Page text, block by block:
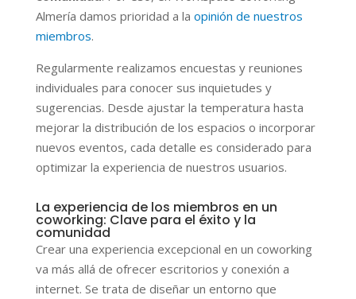
Almería damos prioridad a la opinión de nuestros
miembros.
Regularmente realizamos encuestas y reuniones
individuales para conocer sus inquietudes y
sugerencias. Desde ajustar la temperatura hasta
mejorar la distribución de los espacios o incorporar
nuevos eventos, cada detalle es considerado para
optimizar la experiencia de nuestros usuarios.
La experiencia de los miembros en un
coworking: Clave para el éxito y la
comunidad
Crear una experiencia excepcional en un coworking
va más allá de ofrecer escritorios y conexión a
internet. Se trata de diseñar un entorno que